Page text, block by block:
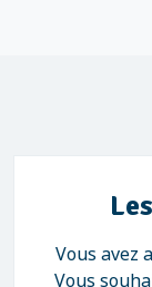
Vous avez
Vous